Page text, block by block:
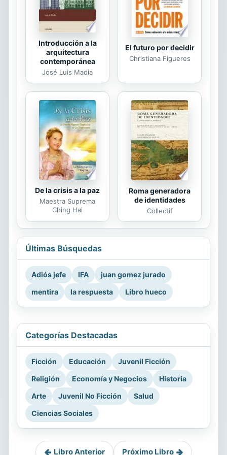
Introducción a la
arquitectura
contemporánea
José Luis Madia
El futuro por decidir
Christiana Figueres
De la crisis a la paz
Maestra Suprema
Ching Hai
Roma generadora
de identidades
Collectif
Últimas Búsquedas
Adiós jefe IFA
juan gomez jurado
mentira
la respuesta Libro hueco
Categorías Destacadas
Ficción Educación
Juvenil Ficción
Religión
Economía y Negocios
Historia
Arte
Juvenil No Ficción
Salud
Ciencias Sociales
Libro Anterior Próximo Libro